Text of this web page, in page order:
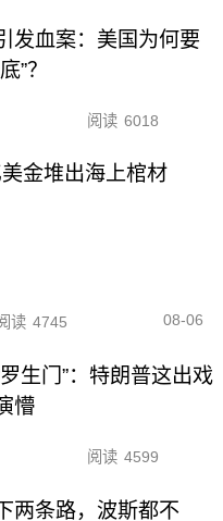
发血案：美国为何要
”？
阅读 6018
金堆出海上棺材
读 4745 08-06
生门”：特朗普这出戏
懵
阅读 4599
两条路，波斯都不